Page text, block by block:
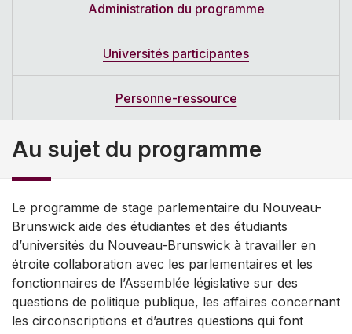
Administration du programme
Universités participantes
Personne-ressource
Au sujet du programme
Le programme de stage parlementaire du Nouveau-
Brunswick aide des étudiantes et des étudiants
d’universités du Nouveau-Brunswick à travailler en
étroite collaboration avec les parlementaires et les
fonctionnaires de l’Assemblée législative sur des
questions de politique publique, les affaires concernant
les circonscriptions et d’autres questions qui font